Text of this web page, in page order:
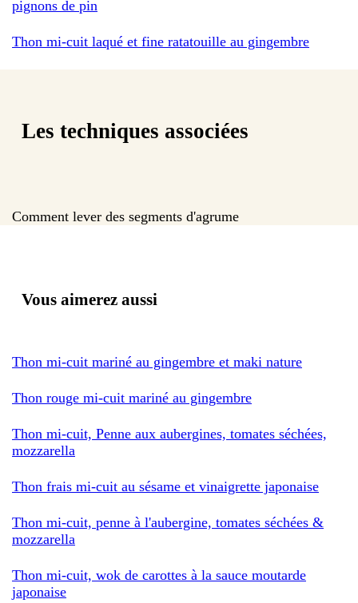
pignons de pin
Thon mi-cuit laqué et fine ratatouille au gingembre
Les techniques associées
Comment lever des segments d'agrume
Vous aimerez aussi
Thon mi-cuit mariné au gingembre et maki nature
Thon rouge mi-cuit mariné au gingembre
Thon mi-cuit, Penne aux aubergines, tomates séchées,
mozzarella
Thon frais mi-cuit au sésame et vinaigrette japonaise
Thon mi-cuit, penne à l'aubergine, tomates séchées &
mozzarella
Thon mi-cuit, wok de carottes à la sauce moutarde
japonaise